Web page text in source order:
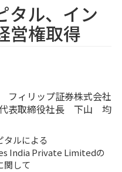
タル、イン
営権取得
フィリップ証券株式会社
表取締役社長 下山 均
タルによる
India Private Limitedの
関して